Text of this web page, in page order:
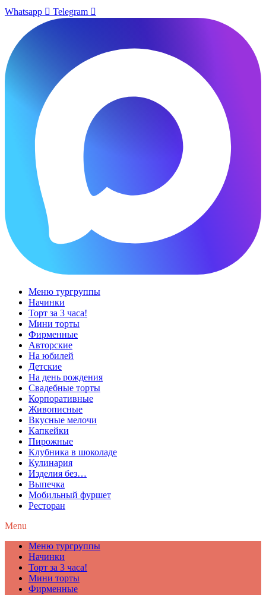
Whatsapp Telegram
Меню тургруппы
Начинки
Торт за 3 часа!
Мини торты
Фирменные
Авторские
На юбилей
Детские
На день рождения
Свадебные торты
Корпоративные
Живописные
Вкусные мелочи
Капкейки
Пирожные
Клубника в шоколаде
Кулинария
Изделия без…
Выпечка
Мобильный фуршет
Ресторан
Menu
Меню тургруппы
Начинки
Торт за 3 часа!
Мини торты
Фирменные